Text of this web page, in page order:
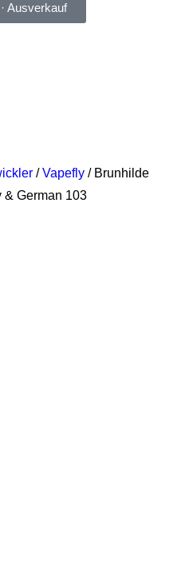
Ausverkauf
/Vapefly / Brunhilde
& German 103